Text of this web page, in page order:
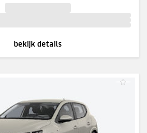
bekijk details